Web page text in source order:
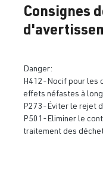
Consignes
Danger:
H412-Nocif pour les
effets néfastes à long
P273-Éviter le rejet
P501-Eliminer le
traitement des